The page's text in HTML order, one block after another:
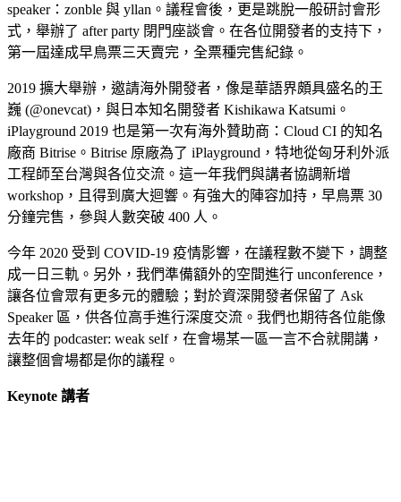
speaker：zonble 與 yllan。議程會後，更是跳脫一般研討會形
式，舉辦了 after party 閉門座談會。在各位開發者的支持下，
第一屆達成早鳥票三天賣完，全票種完售紀錄。
2019 擴大舉辦，邀請海外開發者，像是華語界頗具盛名的王
巍 (@onevcat)，與日本知名開發者 Kishikawa Katsumi。
iPlayground 2019 也是第一次有海外贊助商：Cloud CI 的知名
廠商 Bitrise。Bitrise 原廠為了 iPlayground，特地從匈牙利外派
工程師至台灣與各位交流。這一年我們與講者協調新增
workshop，且得到廣大迴響。有強大的陣容加持，早鳥票 30
分鐘完售，參與人數突破 400 人。
今年 2020 受到 COVID-19 疫情影響，在議程數不變下，調整
成一日三軌。另外，我們準備額外的空間進行 unconference，
讓各位會眾有更多元的體驗；對於資深開發者保留了 Ask
Speaker 區，供各位高手進行深度交流。我們也期待各位能像
去年的 podcaster: weak self，在會場某一區一言不合就開講，
讓整個會場都是你的議程。
Keynote 講者